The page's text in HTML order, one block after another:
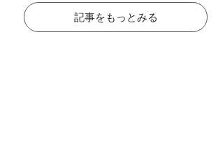
記事をもっとみる